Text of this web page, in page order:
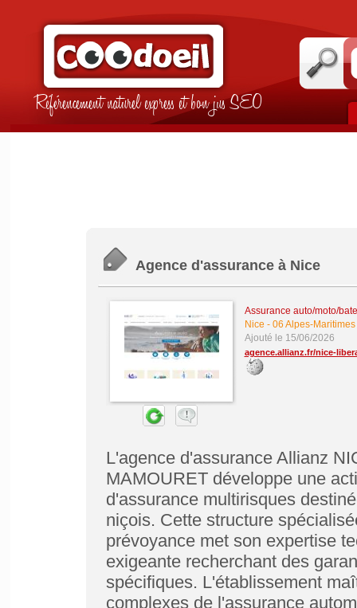
Référencement naturel express et bon jus SEO
Agence d'assurance à Nice
Assurance auto/moto/
Nice - 06 Alpes-Maritimes
Ajouté le 15/06/2026
agence.allianz.fr/nice-
L'agence d'assurance Allianz
MAMOURET développe une
d'assurance multirisques
niçois. Cette structure
prévoyance met son expertise
exigeante recherchant des
spécifiques. L'établissement
complexes de l'assurance